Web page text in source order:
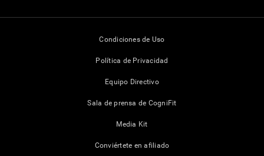
Condiciones de Uso
Política de Privacidad
Equipo Directivo
Sala de prensa de CogniFit
Media Kit
Conviértete en afiliado